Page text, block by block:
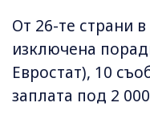
От 26-те страни
изключена
Евростат), 10
заплата под 2